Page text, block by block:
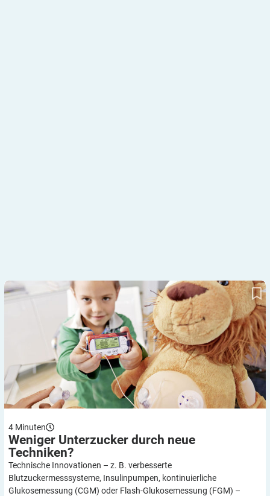
Weniger Unterzucker durch neue Techniken?
4 Minuten
Weniger Unterzucker durch neue
Techniken?
Technische Innovationen – z. B. verbesserte
Blutzuckermesssysteme, Insulinpumpen, kontinuierliche
Glukosemessung (CGM) oder Flash-Glukosemessung (FGM) –